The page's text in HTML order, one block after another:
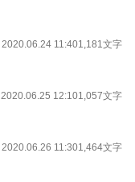
2020.06.24 11:401,181文字
2020.06.25 12:101,057文字
2020.06.26 11:301,464文字